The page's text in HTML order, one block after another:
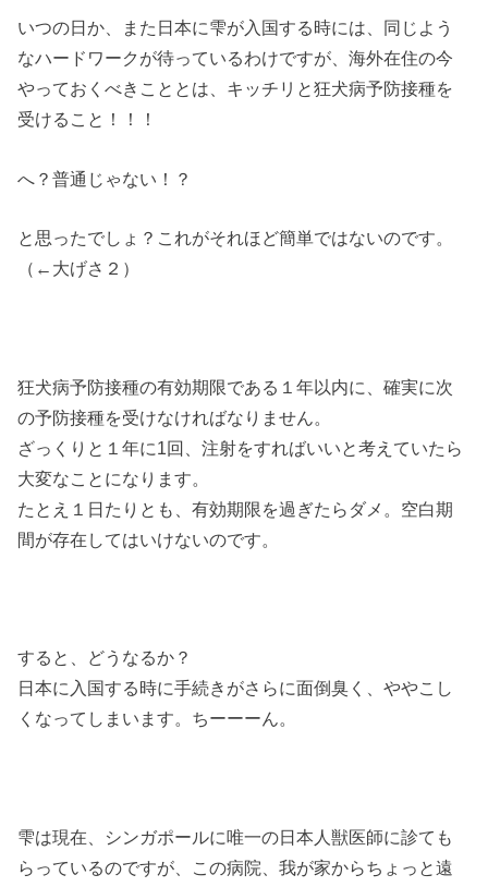
いつの日か、また日本に雫が入国する時には、同じよう
なハードワークが待っているわけですが、海外在住の今
やっておくべきこととは、キッチリと狂犬病予防接種を
受けること！！！
へ？普通じゃない！？
と思ったでしょ？これがそれほど簡単ではないのです。
（←大げさ２）
狂犬病予防接種の有効期限である１年以内に、確実に次
の予防接種を受けなければなりません。
ざっくりと１年に1回、注射をすればいいと考えていたら
大変なことになります。
たとえ１日たりとも、有効期限を過ぎたらダメ。空白期
間が存在してはいけないのです。
すると、どうなるか？
日本に入国する時に手続きがさらに面倒臭く、ややこし
くなってしまいます。ちーーーん。
雫は現在、シンガポールに唯一の日本人獣医師に診ても
らっているのですが、この病院、我が家からちょっと遠